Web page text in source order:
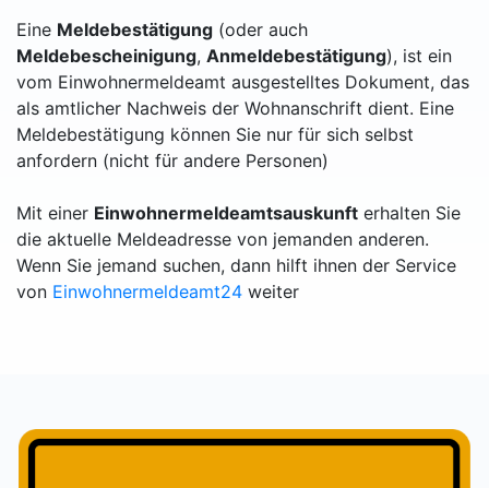
Eine Meldebestätigung (oder auch
Meldebescheinigung, Anmeldebestätigung), ist ein
vom Einwohnermeldeamt ausgestelltes Dokument, das
als amtlicher Nachweis der Wohnanschrift dient. Eine
Meldebestätigung können Sie nur für sich selbst
anfordern (nicht für andere Personen)
Mit einer Einwohnermeldeamtsauskunft erhalten Sie
die aktuelle Meldeadresse von jemanden anderen.
Wenn Sie jemand suchen, dann hilft ihnen der Service
von Einwohnermeldeamt24 weiter